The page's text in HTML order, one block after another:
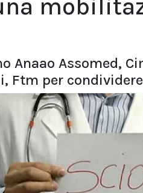
Anaao Assomed,
Ftm per